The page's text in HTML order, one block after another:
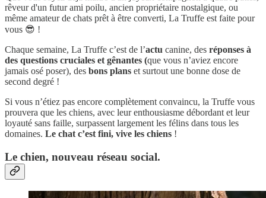
rêveur d'un futur ami poilu, ancien propriétaire nostalgique, ou
même amateur de chats prêt à être converti, La Truffe est faite pour
vous 😎 !
Chaque semaine, La Truffe c’est de l’actu canine, des réponses à
des questions cruciales et gênantes (que vous n’aviez encore
jamais osé poser), des bons plans et surtout une bonne dose de
second degré !
Si vous n’étiez pas encore complètement convaincu, la Truffe vous
prouvera que les chiens, avec leur enthousiasme débordant et leur
loyauté sans faille, surpassent largement les félins dans tous les
domaines. Le chat c’est fini, vive les chiens !
Le chien, nouveau réseau social.